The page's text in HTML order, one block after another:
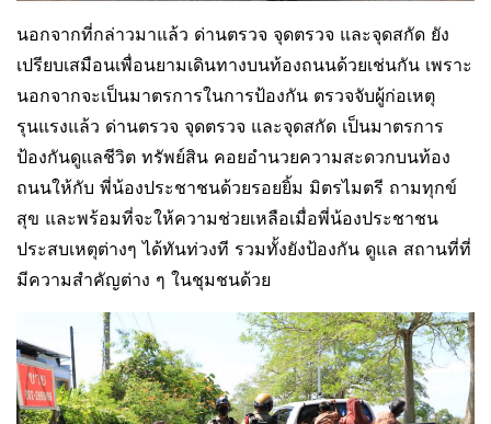
นอกจากที่กล่าวมาแล้ว ด่านตรวจ จุดตรวจ และจุดสกัด ยัง
เปรียบเสมือนเพื่อนยามเดินทางบนท้องถนนด้วยเช่นกัน เพราะ
นอกจากจะเป็นมาตรการในการป้องกัน ตรวจจับผู้ก่อเหตุ
รุนแรงแล้ว ด่านตรวจ จุดตรวจ และจุดสกัด เป็นมาตรการ
ป้องกันดูแลชีวิต ทรัพย์สิน คอยอำนวยความสะดวกบนท้อง
ถนนให้กับ พี่น้องประชาชนด้วยรอยยิ้ม มิตรไมตรี ถามทุกข์
สุข และพร้อมที่จะให้ความช่วยเหลือเมื่อพี่น้องประชาชน
ประสบเหตุต่างๆ ได้ทันท่วงที รวมทั้งยังป้องกัน ดูแล สถานที่ที่
มีความสําคัญต่าง ๆ ในชุมชนด้วย